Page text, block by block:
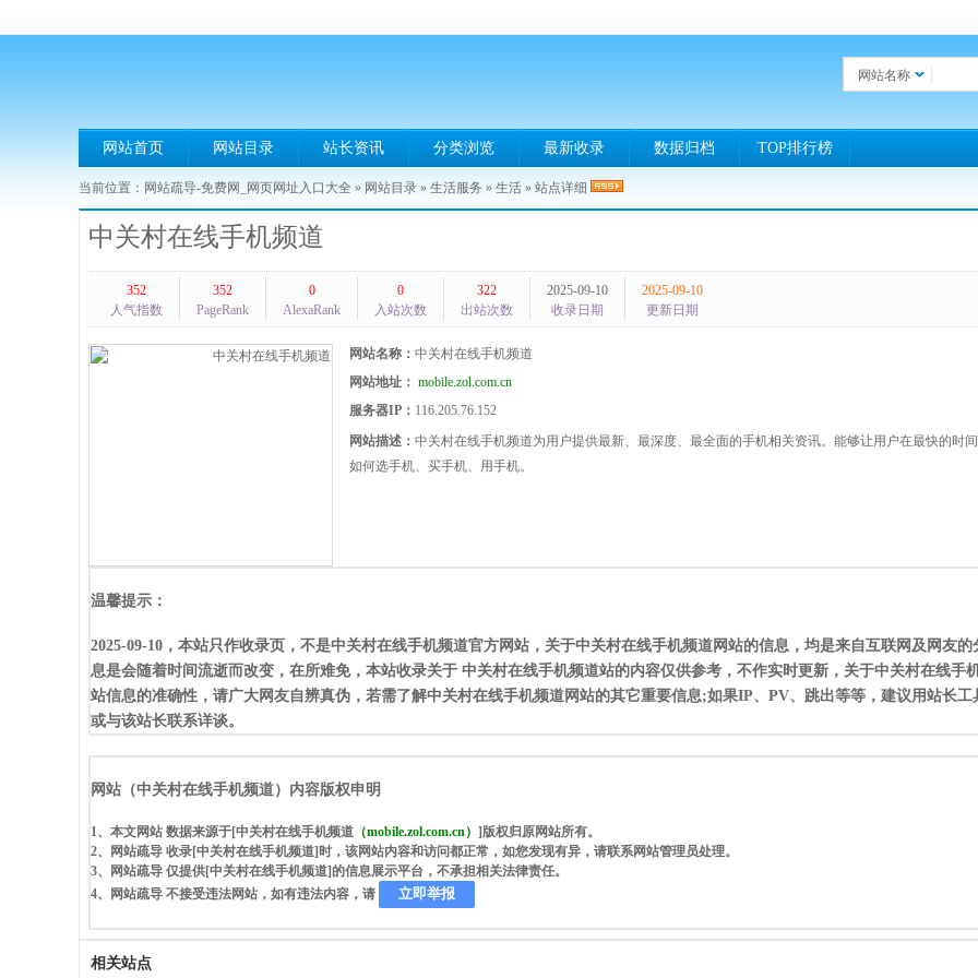
网站名称
网站首页 网站目录 站长资讯 分类浏览 最新收录 数据归档 TOP排行榜
当前位置： 网站疏导-免费网_网页网址入口大全 » 网站目录 » 生活服务 » 生活 » 站点详细
中关村在线手机频道
352
人气指数
352
PageRank
0
AlexaRank
0
入站次数
322
出站次数
2025-09-10
收录日期
2025-09-10
更新日期
网站名称： 中关村在线手机频道
网站地址： mobile.zol.com.cn
服务器IP： 116.205.76.152
网站描述： 中关村在线手机频道为用户提供最新、最深度、最全面的手机相关资讯。能够让用户在最快的时
如何选手机、买手机、用手机。
温馨提示：
2025-09-10，本站只作收录页，不是中关村在线手机频道官方网站，关于中关村在线手机频道网站的信息，均是来自互联网及网友的
息是会随着时间流逝而改变，在所难免，本站收录关于 中关村在线手机频道站的内容仅供参考，不作实时更新，关于中关村在线手
站信息的准确性，请广大网友自辨真伪，若需了解中关村在线手机频道网站的其它重要信息;如果IP、PV、跳出等等，建议用站长工
或与该站长联系详谈。
网站（中关村在线手机频道）内容版权申明
1、本文网站 数据来源于[中关村在线手机频道 （mobile.zol.com.cn） ]版权归原网站所有。
2、网站疏导 收录[中关村在线手机频道]时，该网站内容和访问都正常，如您发现有异，请联系网站管理员处理。
3、网站疏导 仅提供[中关村在线手机频道]的信息展示平台，不承担相关法律责任。
4、网站疏导 不接受违法网站，如有违法内容，请
立即举报
相关站点